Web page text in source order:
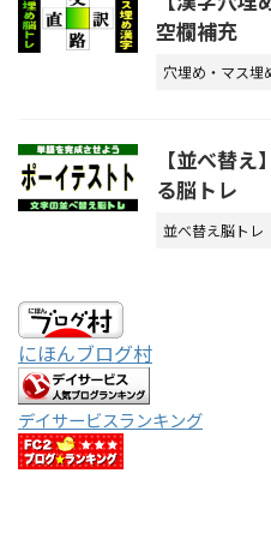
空欄補充
穴埋め・マス埋
【並べ替
る脳トレ
並べ替え脳トレ
にほんブログ村
デイサービスランキング